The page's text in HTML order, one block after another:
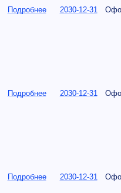
Подробнее 2030-12-31
Подробнее 2030-12-31
Подробнее 2030-12-31